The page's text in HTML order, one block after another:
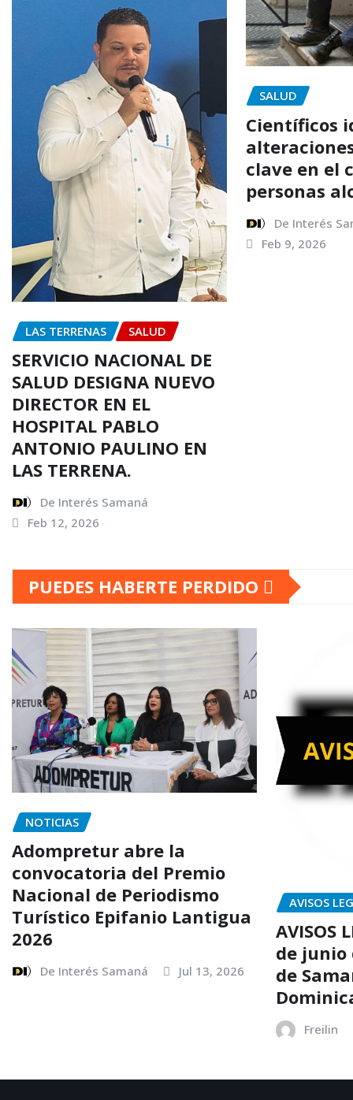
LAS TERRENAS SALUD
SERVICIO NACIONAL DE
SALUD DESIGNA NUEVO
DIRECTOR EN EL
HOSPITAL PABLO
ANTONIO PAULINO EN
LAS TERRENA.
De Interés Samaná
Feb 12, 2026
SALUD
Científicos
clave en el
personas
De Interés
Feb 9, 2026
PUEDES HABERTE PERDIDO
NOTICIAS
Adompretur abre la
convocatoria del Premio
Nacional de Periodismo
Turístico Epifanio Lantigua
2026
De Interés Samaná Jul 13, 2026
AVISOS
AVISOS
de junio
de
Freilin